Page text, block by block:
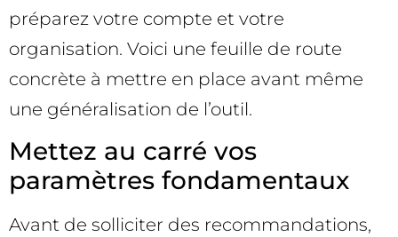
préparez votre compte et votre
organisation. Voici une feuille de route
concrète à mettre en place avant même
une généralisation de l’outil.
Mettez au carré vos
paramètres fondamentaux
Avant de solliciter des recommandations,